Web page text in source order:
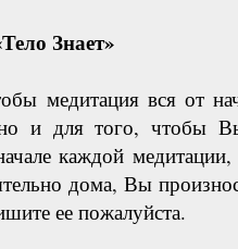
Знает»
медитация вся от
и для того, чтобы
каждой
дома, Вы
ее пожалуйста.